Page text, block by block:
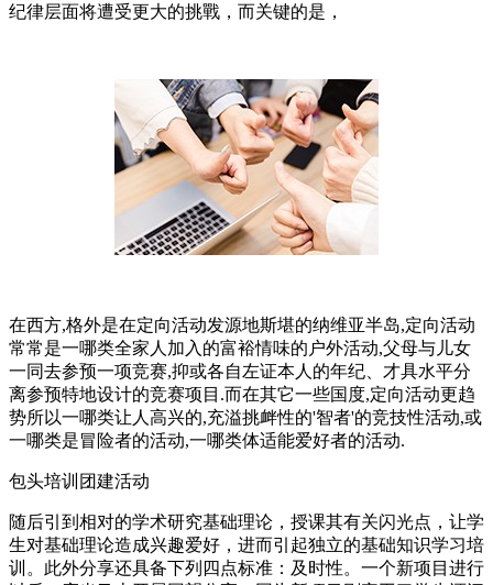
纪律层面将遭受更大的挑戰，而关键的是，
在西方,格外是在定向活动发源地斯堪的纳维亚半岛,定向活动
常常是一哪类全家人加入的富裕情味的户外活动,父母与儿女
一同去参预一项竞赛,抑或各自左证本人的年纪、才具水平分
离参预特地设计的竞赛项目.而在其它一些国度,定向活动更趋
势所以一哪类让人高兴的,充溢挑衅性的'智者'的竞技性活动,或
一哪类是冒险者的活动,一哪类体适能爱好者的活动.
包头培训团建活动
随后引到相对的学术研究基础理论，授课其有关闪光点，让学
生对基础理论造成兴趣爱好，进而引起独立的基础知识学习培
训。此外分享还具备下列四点标准：及时性。一个新项目进行